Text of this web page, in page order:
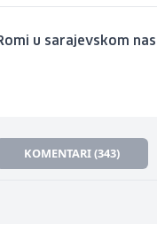
u sarajevskom
KOMENTARI (343)